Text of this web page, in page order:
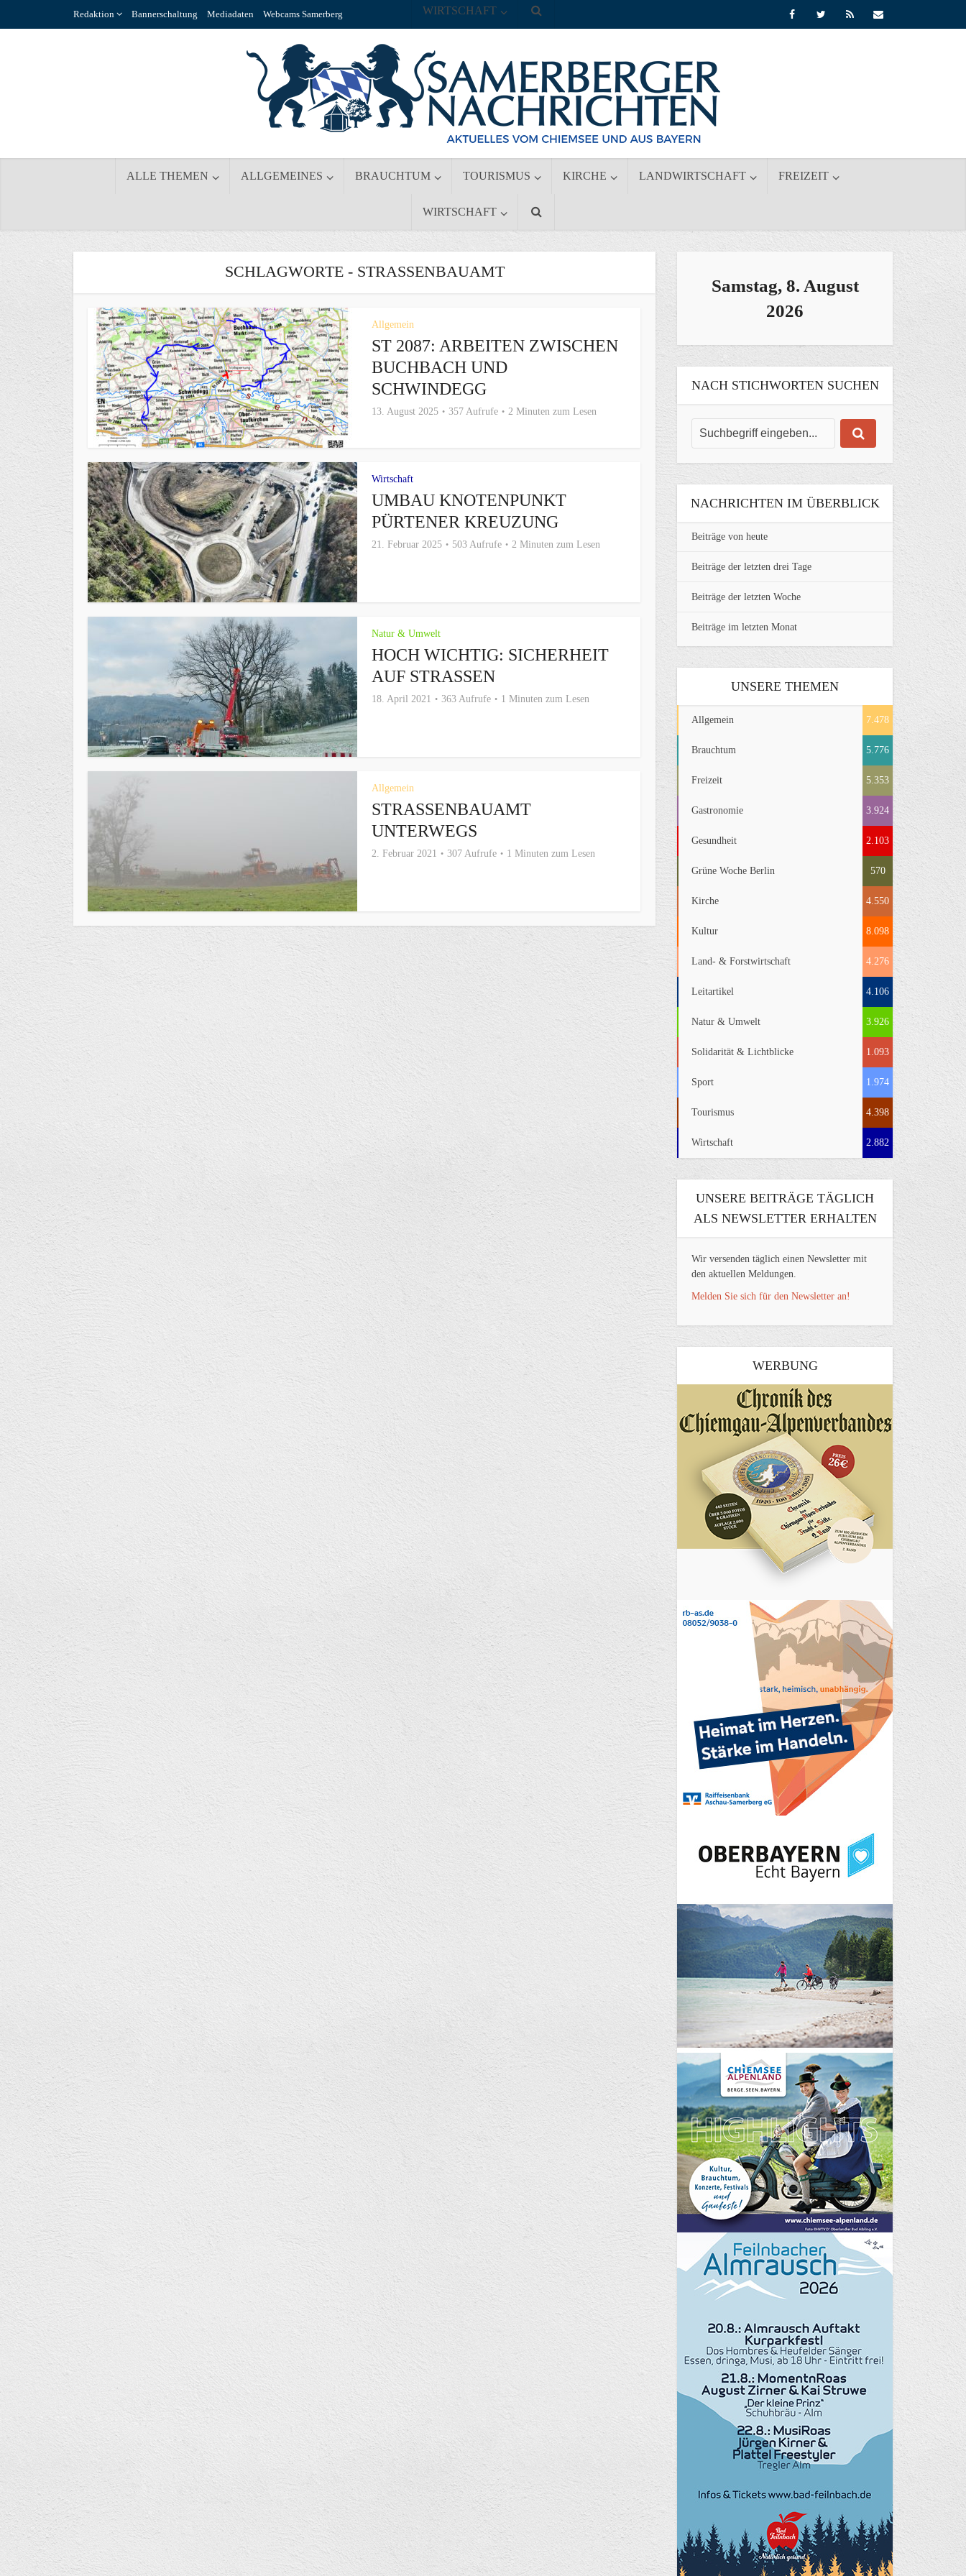
Redaktion Bannerschaltung Mediadaten Webcams Samerberg
ALLE THEMEN ALLGEMEINES BRAUCHTUM TOURISMUS KIRCHE LANDWIRTSCHAFT FREIZEIT
WIRTSCHAFT
WIRTSCHAFT
SCHLAGWORTE - STRASSENBAUAMT
Allgemein
ST 2087: ARBEITEN ZWISCHEN
BUCHBACH UND
SCHWINDEGG
13. August 2025 357 Aufrufe 2 Minuten zum Lesen
Wirtschaft
UMBAU KNOTENPUNKT
PÜRTENER KREUZUNG
21. Februar 2025 503 Aufrufe 2 Minuten zum Lesen
Natur & Umwelt
HOCH WICHTIG: SICHERHEIT
AUF STRASSEN
18. April 2021 363 Aufrufe 1 Minuten zum Lesen
Allgemein
STRASSENBAUAMT U
NTERWEGS
2. Februar 2021 307 Aufrufe 1 Minuten zum Lesen
Samstag, 8. August
2026
NACH STICHWORTEN SUCHEN
NACHRICHTEN IM ÜBERBLICK
Beiträge von heute
Beiträge der letzten drei Tage
Beiträge der letzten Woche
Beiträge im letzten Monat
UNSERE THEMEN
Allgemein 7.478
Brauchtum 5.776
Freizeit 5.353
Gastronomie 3.924
Gesundheit 2.103
Grüne Woche Berlin 570
Kirche 4.550
Kultur 8.098
Land- & Forstwirtschaft 4.276
Leitartikel 4.106
Natur & Umwelt 3.926
Solidarität & Lichtblicke 1.093
Sport 1.974
Tourismus 4.398
Wirtschaft 2.882
UNSERE BEITRÄGE TÄGLICH
ALS NEWSLETTER ERHALTEN
Wir versenden täglich einen Newsletter mit
den aktuellen Meldungen.
Melden Sie sich für den Newsletter an!
WERBUNG